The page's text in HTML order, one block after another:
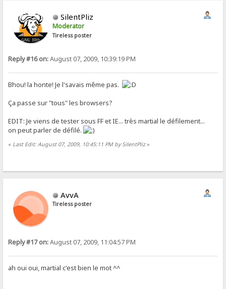
SilentPliz
Moderator
Tireless poster
Reply #16 on:August 07, 2009, 10:39:19 PM
Bhou! la honte! Je l'savais même pas.
Ça passe sur "tous" les browsers?
EDIT: Je viens de tester sous FF et IE... très martial le défilement...
on peut parler de défilé.
« Last Edit: August 07, 2009, 10:45:11 PM by SilentPliz»
AvvA
Tireless poster
Reply #17 on:August 07, 2009, 11:04:57 PM
ah oui oui, martial c'est bien le mot ^^